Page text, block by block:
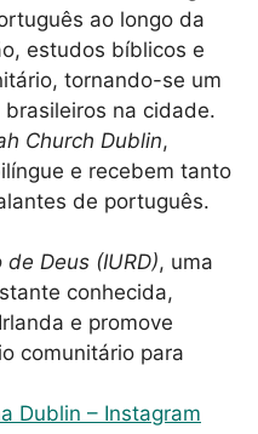
ao longo da
estudos bíblicos e
tornando-se um
na cidade.
Church Dublin,
e recebem tanto
de português.
Deus (IURD), uma
conhecida,
e promove
comunitário para
Dublin – Instagram